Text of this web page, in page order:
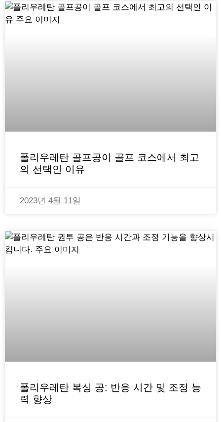
폴리우레탄 골프공이 골프 코스에서 최고
의 선택인 이유
2023년 4월 11일
폴리우레탄 복싱 공: 반응 시간 및 조정 능
력 향상